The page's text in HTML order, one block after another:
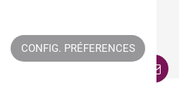
CONFIG. PRÉFERENCES